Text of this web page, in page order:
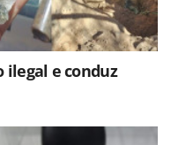
e conduz